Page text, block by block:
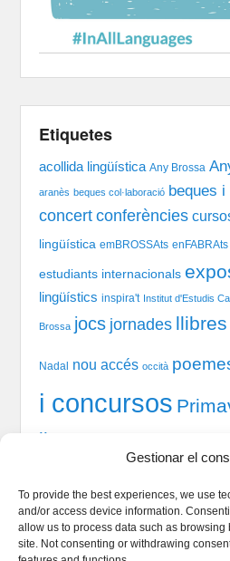
Gestionar el
To provide the best experiences, we use
and/or access device information.
allow us to process data such as
site. Not consenting or withdrawing
Etiquetes
acollida lingüística Any Brossa
aranès beques col·laboració beques i
concert conferències
lingüística emBROSSAts enFABRAts
estudiants internacionals
lingüístics inspira't Institut d'Estudis
Brossa jocs jornades llibres
Nadal nou accés occità
i concursos
llengua
Qui som